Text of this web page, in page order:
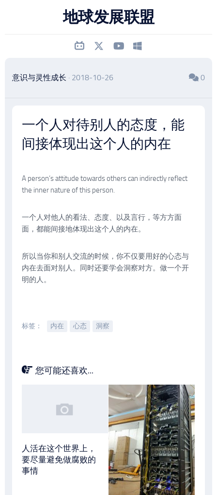
地球发展联盟
意识与灵性成长 · 2018-10-26 0
一个人对待别人的态度，能
间接体现出这个人的内在
A person’s attitude towards others can indirectly reflect
the inner nature of this person.
一个人对他人的看法、态度、以及言行，等方方面
面，都能间接地体现出这个人的内在。
所以当你和别人交流的时候，你不仅要用好的心态与
内在去面对别人。同时还要学会洞察对方。做一个开
明的人。
标签： 内在 心态 洞察
您可能还喜欢...
人活在这个世界上，
要尽量避免做腐败的
事情